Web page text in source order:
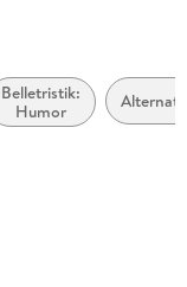
Belletristik:
Humor